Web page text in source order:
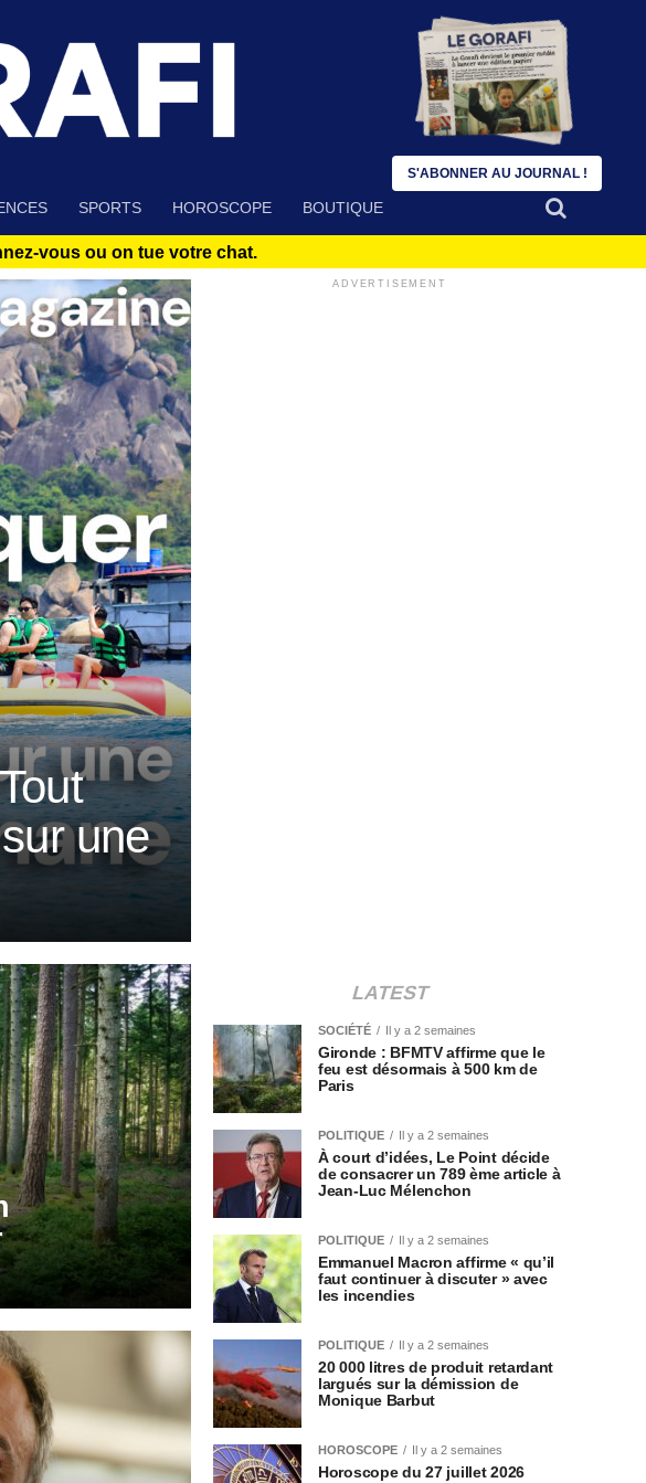
SPORTS HOROSCOPE BOUTIQUE
vous ou on tue votre chat.
une
ADVERTISEMENT
LATEST
SOCIÉTÉ Il y a 2 semaines
Gironde : BFMTV affirme que le
feu est désormais à 500 km de
Paris
POLITIQUE Il y a 2 semaines
À court d’idées, Le Point décide
de consacrer un 789 ème article à
Jean-Luc Mélenchon
POLITIQUE Il y a 2 semaines
Emmanuel Macron affirme « qu’il
faut continuer à discuter » avec
les incendies
POLITIQUE Il y a 2 semaines
20 000 litres de produit retardant
largués sur la démission de
Monique Barbut
HOROSCOPE Il y a 2 semaines
Horoscope du 27 juillet 2026
S'ABONNER AU JOURNAL !